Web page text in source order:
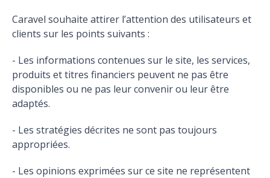
Caravel souhaite attirer l’attention des utilisateurs et
clients sur les points suivants :
- Les informations contenues sur le site, les services,
produits et titres financiers peuvent ne pas être
disponibles ou ne pas leur convenir ou leur être
adaptés.
- Les stratégies décrites ne sont pas toujours
appropriées.
- Les opinions exprimées sur ce site ne représentent